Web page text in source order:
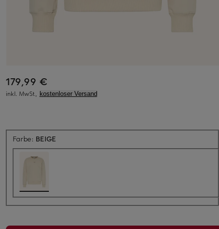
179,99 €
inkl. MwSt., kostenloser Versand
Farbe: BEIGE